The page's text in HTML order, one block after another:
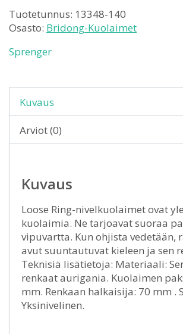
Tuotetunnus: 13348-140
Osasto: Bridong-Kuolaimet
Sprenger
Kuvaus
Arviot (0)
Kuvaus
Loose Ring-nivelkuolaimet ovat
kuolaimia. Ne tarjoavat suoraa
vipuvartta. Kun ohjista vedetään,
avut suuntautuvat kieleen ja sen
Teknisiä lisätietoja: Materiaali:
renkaat aurigania. Kuolaimen
mm. Renkaan halkaisija: 70 mm .
Yksinivelinen.